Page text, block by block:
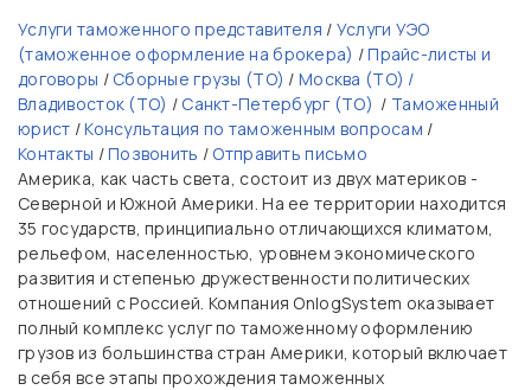
Услуги таможенного представителя / Услуги УЭО
(таможенное оформление на брокера) /Прайс-листы и
договоры / Сборные грузы (ТО) / Москва (ТО) /
Владивосток (ТО) / Санкт-Петербург (ТО) / Таможенный
юрист /Консультация по таможенным вопросам /
Контакты /Позвонить / Отправить письмо
Америка, как часть света, состоит из двух материков -
Северной и Южной Америки. На ее территории находится
35 государств, принципиально отличающихся климатом,
рельефом, населенностью, уровнем экономического
развития и степенью дружественности политических
отношений с Россией. Компания OnlogSystem оказывает
полный комплекс услуг по таможенному оформлению
грузов из большинства стран Америки, который включает
в себя все этапы прохождения таможенных